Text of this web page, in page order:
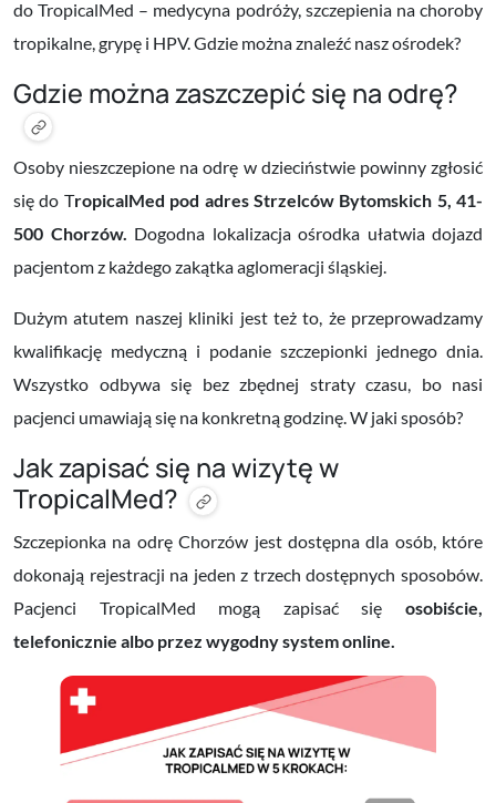
do TropicalMed – medycyna podróży, szczepienia na choroby
tropikalne, grypę i HPV. Gdzie można znaleźć nasz ośrodek?
Gdzie można zaszczepić się na odrę?
Osoby nieszczepione na odrę w dzieciństwie powinny zgłosić
się do TropicalMed pod adres Strzelców Bytomskich 5, 41-
500 Chorzów. Dogodna lokalizacja ośrodka ułatwia dojazd
pacjentom z każdego zakątka aglomeracji śląskiej.
Dużym atutem naszej kliniki jest też to, że przeprowadzamy
kwalifikację medyczną i podanie szczepionki jednego dnia.
Wszystko odbywa się bez zbędnej straty czasu, bo nasi
pacjenci umawiają się na konkretną godzinę. W jaki sposób?
Jak zapisać się na wizytę w
TropicalMed?
Szczepionka na odrę Chorzów jest dostępna dla osób, które
dokonają rejestracji na jeden z trzech dostępnych sposobów.
Pacjenci TropicalMed mogą zapisać się osobiście,
telefonicznie albo przez wygodny system online.